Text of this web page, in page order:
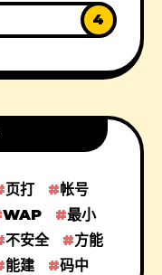
4
页打
帐号
WAP
最小
不安全
方能
能建 码中